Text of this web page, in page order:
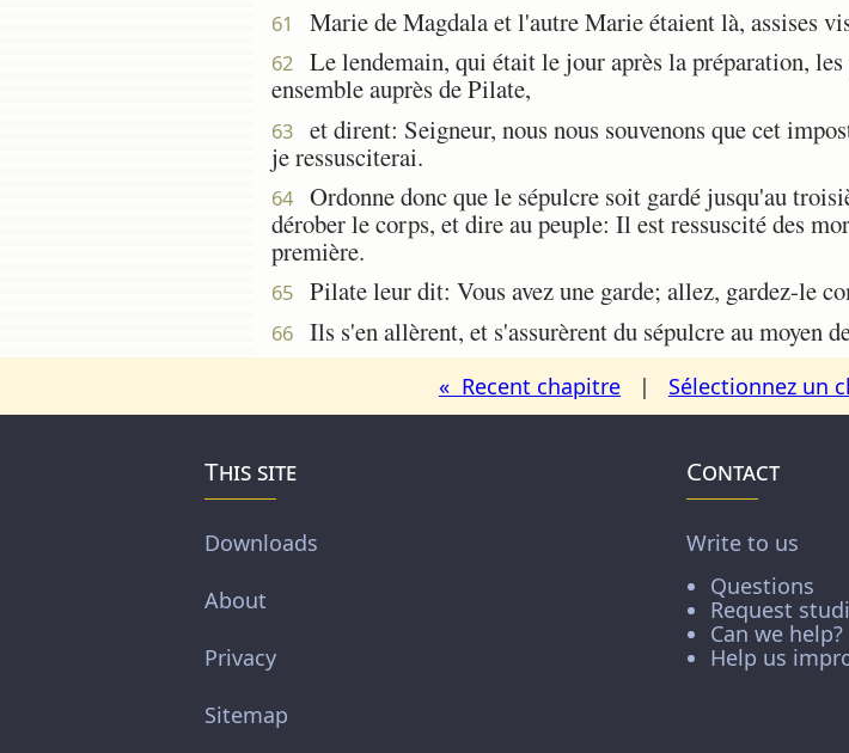
61 Marie de Magdala et l'autre Marie étaient là, assises
62
Le lendemain, qui était le jour après la préparation,
ensemble auprès de Pilate,
63
et dirent: Seigneur, nous nous souvenons que cet
je ressusciterai.
64
Ordonne donc que le sépulcre soit gardé jusqu'au
dérober le corps, et dire au peuple: Il est ressuscité des
première.
65 Pilate leur dit: Vous avez une garde; allez, gardez-le
66 Ils s'en allèrent, et s'assurèrent du sépulcre au moyen
« Recent chapitre | Sélectionnez un
This site
Downloads
About
Privacy
Sitemap
Contact
Write to us
Questions
Request
Can we help?
Help us